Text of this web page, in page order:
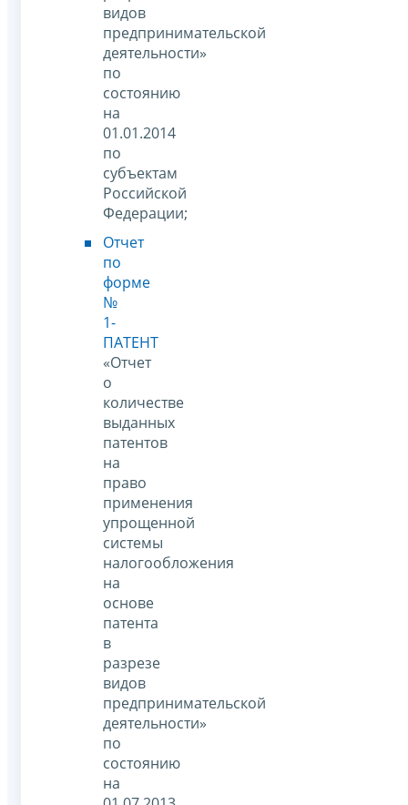
видов
предпринимательской
деятельности»
по
состоянию
на
01.01.2014
по
субъектам
Российской
Федерации;
Отчет
по
форме
№
1-
ПАТЕНТ
«Отчет
о
количестве
выданных
патентов
на
право
применения
упрощенной
системы
налогообложения
на
основе
патента
в
разрезе
видов
предпринимательской
деятельности»
по
состоянию
на